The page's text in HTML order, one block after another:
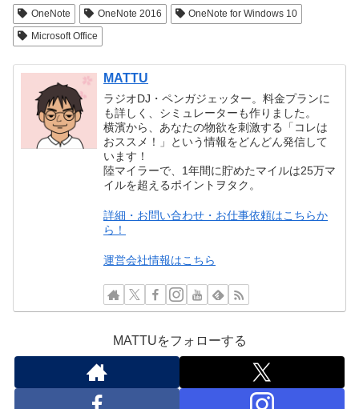
OneNote OneNote 2016
OneNote for Windows 10
Microsoft Office
MATTU
ラジオDJ・ペンガジェッター。料金プランに
も詳しく、シミュレーターも作りました。
横濱から、あなたの物欲を刺激する「コレは
おススメ！」という情報をどんどん発信して
います！
陸マイラーで、1年間に貯めたマイルは25万マ
イルを超えるポイントヲタク。
詳細・お問い合わせ・お仕事依頼はこちらか
ら！
運営会社情報はこちら
MATTUをフォローする